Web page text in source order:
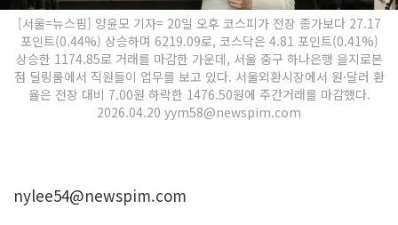
[서울=뉴스핌] 양윤모 기자= 20일 오후 코스피가 전장 종가보다 27.17
포인트(0.44%) 상승하며 6219.09로, 코스닥은 4.81 포인트(0.41%)
상승한 1174.85로 거래를 마감한 가운데, 서울 중구 하나은행 을지로본
점 딜링룸에서 직원들이 업무를 보고 있다. 서울외환시장에서 원·달러 환
율은 전장 대비 7.00원 하락한 1476.50원에 주간거래를 마감했다.
2026.04.20 yym58@newspim.com
nylee54@newspim.com